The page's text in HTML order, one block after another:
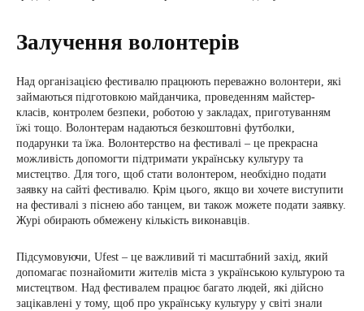
Залучення волонтерів
Над організацією фестивалю працюють переважно волонтери, які
займаються підготовкою майданчика, проведенням майстер-
класів, контролем безпеки, роботою у закладах, приготуванням
їжі тощо. Волонтерам надаються безкоштовні футболки,
подарунки та їжа. Волонтерство на фестивалі – це прекрасна
можливість допомогти підтримати українську культуру та
мистецтво. Для того, щоб стати волонтером, необхідно подати
заявку на сайті фестивалю. Крім цього, якщо ви хочете виступити
на фестивалі з піснею або танцем, ви також можете подати заявку.
Журі обирають обмежену кількість виконавців.
Підсумовуючи, Ufest – це важливий ті масштабний захід, який
допомагає познайомити жителів міста з українською культурою та
мистецтвом. Над фестивалем працює багато людей, які дійсно
зацікавлені у тому, щоб про українську культуру у світі знали